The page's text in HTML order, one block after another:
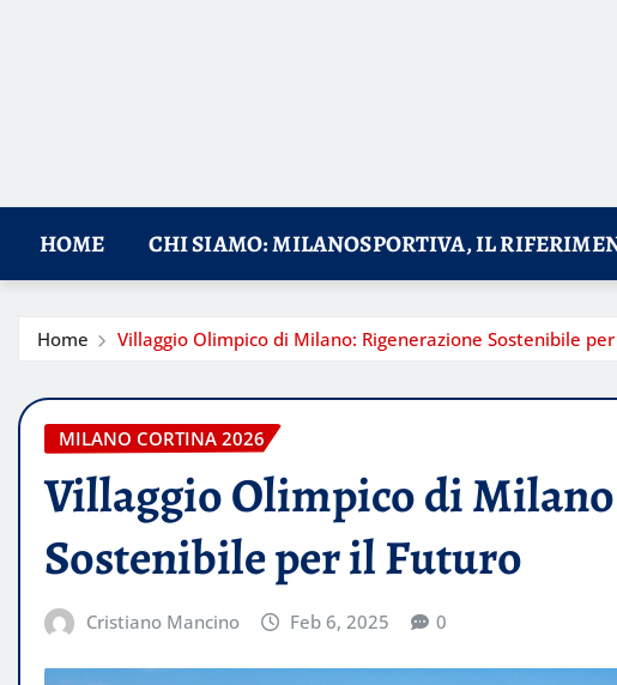
HOME CHI SIAMO: MILANOSPORTIVA, IL
Home Villaggio Olimpico di Milano: Rigenerazione Sostenibile
MILANO CORTINA 2026
Villaggio Olimpico di
Sostenibile per il Futuro
Cristiano Mancino Feb 6, 2025 0